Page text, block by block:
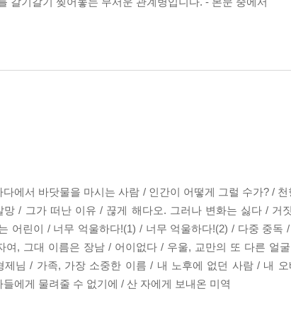
에서 바닷물을 마시는 사람 / 인간이 어떻게 그럴 수가? /
/ 그가 떠난 이유 / 끊게 해다오. 그러나 변화는 싫다 / 거
어린이 / 너무 억울하다!(1) / 너무 억울하다!(2) / 다중 중독
여, 그대 이름은 장남 / 어이없다 / 우울, 교만의 또 다른 얼
님 / 가족, 가장 소중한 이름 / 내 노후에 없던 사람 / 내
에게 물려줄 수 없기에 / 산 자에게 보내온 미역